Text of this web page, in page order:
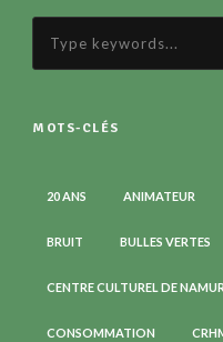
MOTS-CLÉS
20 ANS ANIMATEUR
BRUIT BULLES VERTES
CENTRE CULTUREL DE NAMUR
CONSOMMATION